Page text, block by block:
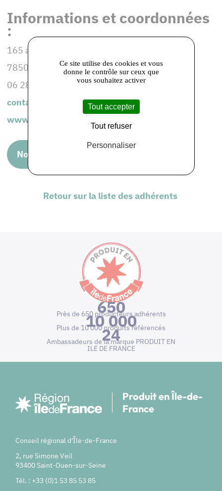
Informations et coordonnées
:
165 avenue de la république
78500 Sartrouville
06 28 40 12 52
contact@laptitesoeur.com
www.laptitesoeur.com
Nous rendre visite
Retour sur la liste des adhérents
650
Près de 650 producteurs adhérents
10 000
Plus de 10 000 produits référencés
24
Ambassadeurs de la marque PRODUIT EN
ILE DE FRANCE
Produit en Île-de-
France
Conseil régional d'Île-de-France
2, rue Simone Veil
93400 Saint-Ouen-sur-Seine
Tél. : +33 (0)1 53 85 53 85
Ce site utilise des cookies et vous
donne le contrôle sur ceux que
vous souhaitez activer
Tout accepter
Tout refuser
Personnaliser